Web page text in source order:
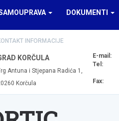
DOKUMENTI
INFORMACIJE
KORČULA
Antuna i Stjepana Radića 1,
Korčula
E-mail:
Tel:
Fax: